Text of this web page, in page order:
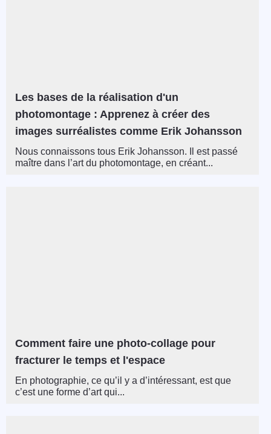
Les bases de la réalisation d'un
photomontage : Apprenez à créer des
images surréalistes comme Erik Johansson
Nous connaissons tous Erik Johansson. Il est passé
maître dans l’art du photomontage, en créant...
Comment faire une photo-collage pour
fracturer le temps et l'espace
En photographie, ce qu’il y a d’intéressant, est que
c’est une forme d’art qui...